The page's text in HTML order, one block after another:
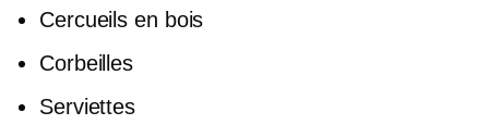
Cercueils en bois
Corbeilles
Serviettes